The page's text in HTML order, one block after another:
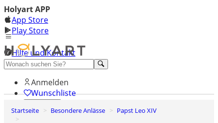
Holyart APP
App Store
Play Store
Hilfe und Kontakt
Entdecken Sie Premium
Anmelden
Wunschliste
0
Startseite Besondere Anlässe
Papst Leo XIV